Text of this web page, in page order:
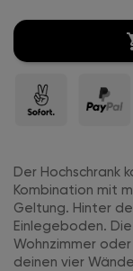
Der Hochschrank
Kombination mit
Geltung. Hinter
Einlegeboden.
Wohnzimmer
deinen vier